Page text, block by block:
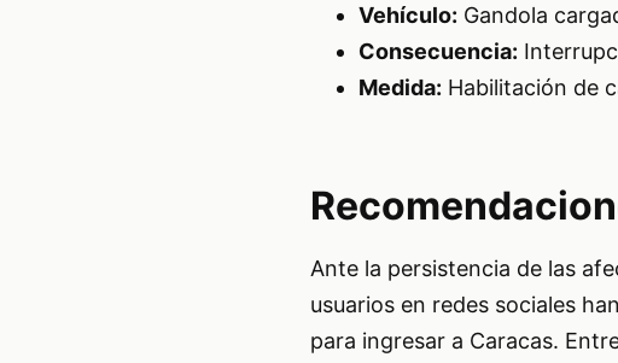
Vehículo: Gandola
Consecuencia:
Medida: Habilitación de
Ante la persistencia de las
usuarios en redes sociales
para ingresar a Caracas.